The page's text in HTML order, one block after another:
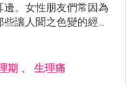
。女性朋友們常因為
讓人聞之色變的經期
是常見，尤其是在 25
，安妮醫師將與大家分
好氣色的建議。
期 、 生理痛